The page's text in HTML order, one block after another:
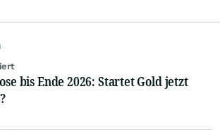
bis Ende 2026: Startet Gold jetzt